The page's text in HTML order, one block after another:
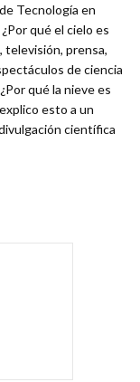
Tecnología en
qué el cielo es
televisión, prensa,
de ciencia
qué la nieve es
esto a un
científica